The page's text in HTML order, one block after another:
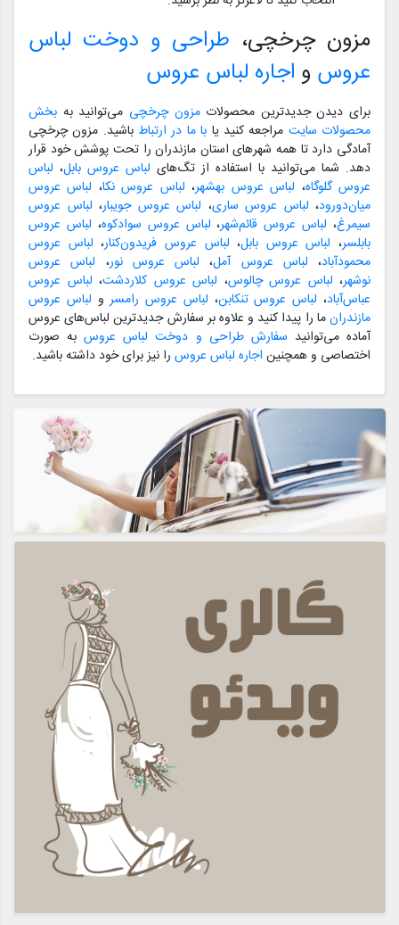
مزون چرخچی، طراحی و دوخت لباس
عروس و اجاره لباس عروس
برای دیدن جدیدترین محصولاتمزون چرخچی می‌توانید به بخش
محصولات سایت مراجعه کنید یا با ما در ارتباط باشید. مزون چرخچی
آمادگی دارد تا همه شهرهای استان مازندران را تحت پوشش خود قرار
دهد. شما می‌توانید با استفاده از تگ‌های لباس عروس بابل، لباس
عروس گلوگاه، لباس عروس بهشهر، لباس عروس نکا، لباس عروس
میان‌دورود، لباس عروس ساری، لباس عروس جویبار، لباس عروس
سیمرغ، لباس عروس قائم‌شهر، لباس عروس سوادکوه، لباس عروس
بابلسر، لباس عروس بابل، لباس عروس فریدون‌کنار، لباس عروس
محمودآباد، لباس عروس آمل، لباس عروس نور، لباس عروس
نوشهر، لباس عروس چالوس، لباس عروس کلاردشت، لباس عروس
عباس‌آباد،لباس عروس تنکابن، لباس عروس رامسرو لباس عروس
مازندرانما را پیدا کنید و علاوه بر سفارش جدیدترین لباس‌های عروس
آماده می‌توانید سفارش طراحی و دوخت لباس عروسبه صورت
اختصاصی و همچنین اجاره لباس عروس را نیز برای خود داشته باشید.